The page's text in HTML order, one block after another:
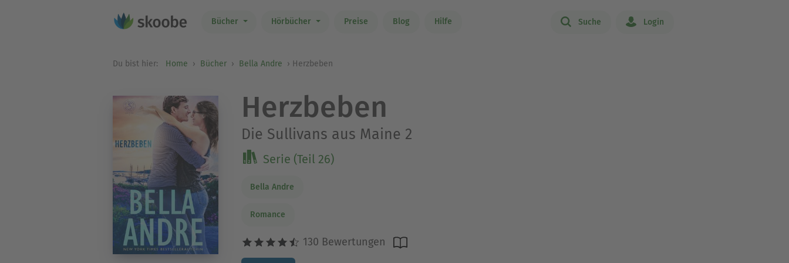
Bücher Hörbücher Preise Blog Hilfe Suche Login
Du bist hier: Home Bücher Bella Andre Herzbeben
Herzbeben
Die Sullivans aus Maine 2
Serie (Teil 26)
Bella Andre
Romance
130 Bewertungen